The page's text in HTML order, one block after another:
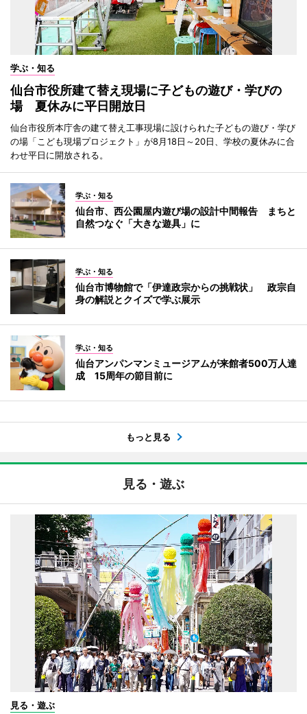
学ぶ・知る
仙台市役所建て替え現場に子どもの遊び・学びの
場 夏休みに平日開放日
仙台市役所本庁舎の建て替え工事現場に設けられた子どもの遊び・学び
の場「こども現場プロジェクト」が8月18日～20日、学校の夏休みに合
わせ平日に開放される。
学ぶ・知る
仙台市、西公園屋内遊び場の設計中間報告 まちと
自然つなぐ「大きな遊具」に
学ぶ・知る
仙台市博物館で「伊達政宗からの挑戦状」 政宗自
身の解説とクイズで学ぶ展示
学ぶ・知る
仙台アンパンマンミュージアムが来館者500万人達
成 15周年の節目前に
もっと見る
見る・遊ぶ
見る・遊ぶ